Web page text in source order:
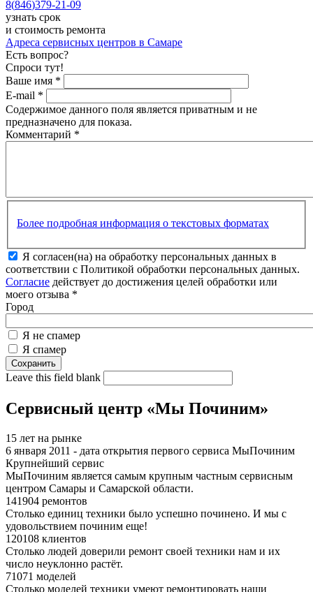
8(846)379-21-09
узнать срок
и стоимость ремонта
Адреса сервисных центров в Самаре
Есть вопрос?
Спроси тут!
Ваше имя *
E-mail *
Содержимое данного поля является приватным и не
предназначено для показа.
Комментарий *
Более подробная информация о текстовых форматах
Я согласен(на) на обработку персональных данных в
соответствии с Политикой обработки персональных данных.
Согласие действует до достижения целей обработки или
моего отзыва *
Город
Я не спамер
Я спамер
Leave this field blank
Сервисный центр «Мы Починим»
15 лет на рынке
6 января 2011 - дата открытия первого сервиса МыПочиним
Крупнейший сервис
МыПочиним является самым крупным частным сервисным
центром Самары и Самарской области.
141904 ремонтов
Столько единиц техники было успешно починено. И мы с
удовольствием починим еще!
120108 клиентов
Столько людей доверили ремонт своей техники нам и их
число неуклонно растёт.
71071 моделей
Столько моделей техники умеют ремонтировать наши